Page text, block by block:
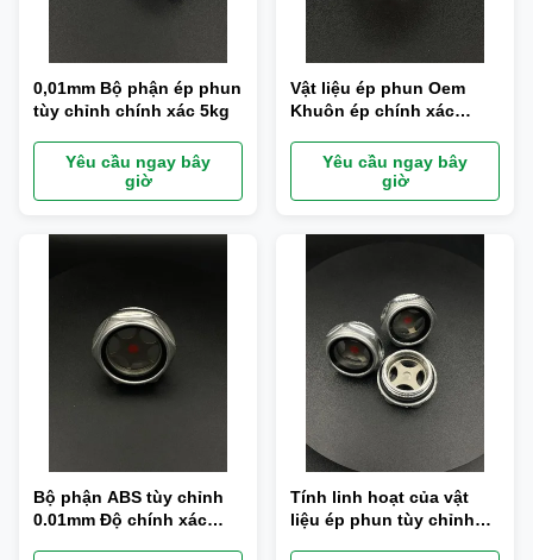
0,01mm Bộ phận ép phun
tùy chỉnh chính xác 5kg
Yêu cầu ngay bây
giờ
Vật liệu ép phun Oem
Khuôn ép chính xác
Yêu cầu ngay bây
giờ
Bộ phận ABS tùy chỉnh
0.01mm Độ chính xác
Tính linh hoạt của vật
liệu ép phun tùy chỉnh